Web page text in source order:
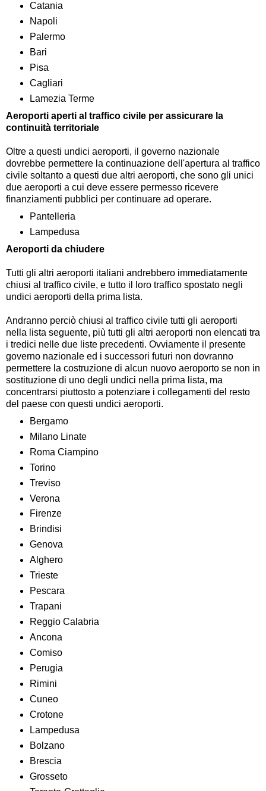
Catania
Napoli
Palermo
Bari
Pisa
Cagliari
Lamezia Terme
Aeroporti aperti al traffico civile per assicurare la
continuità territoriale
Oltre a questi undici aeroporti, il governo nazionale
dovrebbe permettere la continuazione dell'apertura al traffico
civile soltanto a questi due altri aeroporti, che sono gli unici
due aeroporti a cui deve essere permesso ricevere
finanziamenti pubblici per continuare ad operare.
Pantelleria
Lampedusa
Aeroporti da chiudere
Tutti gli altri aeroporti italiani andrebbero immediatamente
chiusi al traffico civile, e tutto il loro traffico spostato negli
undici aeroporti della prima lista.
Andranno perciò chiusi al traffico civile tutti gli aeroporti
nella lista seguente, più tutti gli altri aeroporti non elencati tra
i tredici nelle due liste precedenti. Ovviamente il presente
governo nazionale ed i successori futuri non dovranno
permettere la costruzione di alcun nuovo aeroporto se non in
sostituzione di uno degli undici nella prima lista, ma
concentrarsi piuttosto a potenziare i collegamenti del resto
del paese con questi undici aeroporti.
Bergamo
Milano Linate
Roma Ciampino
Torino
Treviso
Verona
Firenze
Brindisi
Genova
Alghero
Trieste
Pescara
Trapani
Reggio Calabria
Ancona
Comiso
Perugia
Rimini
Cuneo
Crotone
Lampedusa
Bolzano
Brescia
Grosseto